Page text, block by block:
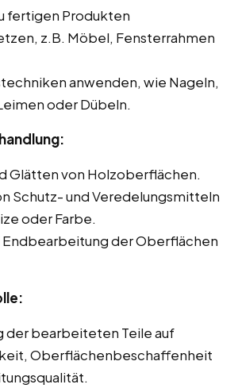
fertigen Produkten
z.B. Möbel, Fensterrahmen
anwenden, wie Nageln,
oder Dübeln.
Glätten von Holzoberflächen.
Schutz- und Veredelungsmitteln
oder Farbe.
Endbearbeitung der Oberflächen
der bearbeiteten Teile auf
Oberflächenbeschaffenheit